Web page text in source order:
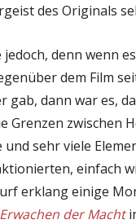
des Originals
denn wenn
dem Film
gab, dann war es,
Grenzen zwischen
und sehr viele
einfach
erklang einige
der Macht